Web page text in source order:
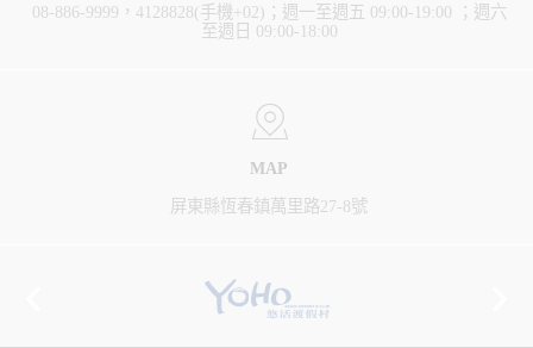
08-886-9999，4128828(手機+02)；週一至週五 09:00-19:00 ；週六
至週日 09:00-18:00
MAP
屏東縣恆春鎮萬里路27-8號